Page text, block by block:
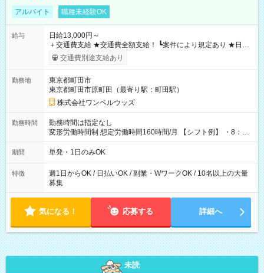
アルバイト 職種未経験OK
給与
日給13,000円～
＋交通費支給 ★交通費全額支給！ ┗案件により規定あり ★日払
いOK！（規定あり） ┗働いたその日に現金GET♪ お仕事後はコ
ンビニATMから 日払い分を引き落とせます！ 【試用期間】試
交通費別途支給あり
勤務地
東京都町田市
東京都町田市原町田（最寄り駅：町田駅）
株式会社ワンベルウッズ
勤務時間
勤務時間は指定なし
変形労働時間制 想定労働時間160時間/月 【シフト例】 ・8：00
～21：00
期間 単発・1日のみOK
特徴
週1日からOK / 日払いOK / 副業・WワークOK / 10名以上の大量
募集
気になる！ 応募する 詳細へ
未読